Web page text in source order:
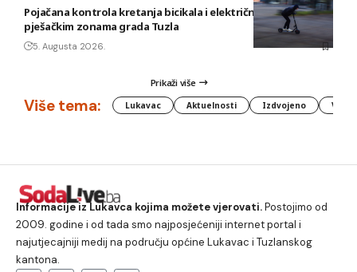
Pojačana kontrola kretanja bicikala i električnih romobila u
pješačkim zonama grada Tuzla
5. Augusta 2026.
Prikaži više
Više tema: Lukavac Aktuelnosti Izdvojeno
Informacije iz Lukavca kojima možete vjerovati.Postojimo od
2009. godine i od tada smo najposjećeniji internet portal i
najutjecajniji medij na području općine Lukavac i Tuzlanskog
kantona.